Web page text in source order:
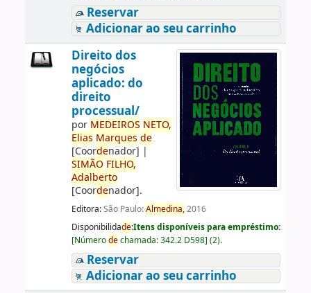
Reservar
Adicionar ao seu carrinho
Direito dos
negócios
aplicado: do
direito
processual/
por MEDEIROS NETO,
Elias Marques de
[Coordenador] |
SIMÃO FILHO,
Adalberto
[Coordenador].
Editora:São Paulo:Almedina,2016
Disponibilidade:Itens disponíveis para empréstimo:
[Númerodechamada:342.2 D598] (2).
Reservar
Adicionar ao seu carrinho